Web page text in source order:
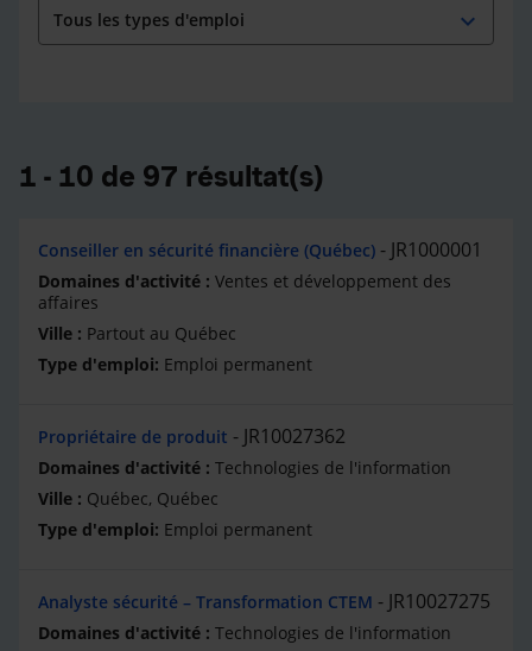
expand_more
1 - 10 de 97 résultat(s)
Conseiller en sécurité financière (Québec) JR1000001
Ventes et développement des
affaires
Partout au Québec
Emploi permanent
Propriétaire de produit JR10027362
Technologies de l'information
Québec, Québec
Emploi permanent
Analyste sécurité – Transformation CTEM JR10027275
Technologies de l'information